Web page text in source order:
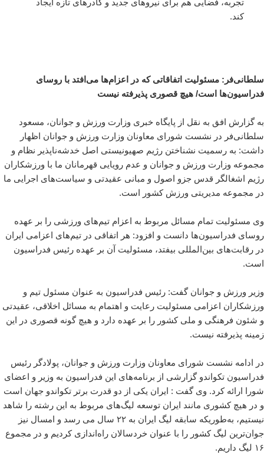
تجربه، فضایی هم برای نیروهای جدید و کادرهای تازه ایجاد
کند.
سلطانی‌فر: مسئولیت اتفاقاتی که در اعزام‌ها می‌افتد با روسای
فدراسیون‌ها است/ هیچ قصوری پذیرفته نیست
به گزارش افق به نقل از پایگاه خبری وزارت ورزش و جوانان، مسعود
سلطانی‌فر در نشست شورای معاونان وزارت ورزش و جوانان اظهار
داشت: به رسمیت نشناختن رژیم صهیونیستی اصل خدشه‌ناپذیر نظام و
مجموعه وزارت ورزش و جوانان و عدم رویایی قهرمانان ما با ورزشکاران
رژیم اشغالگر قدس جزو اصول و مبانی عقیدتی و سیاست‌های اجرایی ما
در مجموعه مدیریتی ورزش کشور است.
وی مسئولیت تمام مسائل مربوط به اعزام تیم‌های ورزشی را بر عهده
روسای فدراسیون‌ها دانست و افزود: هر اتفاقی در تیم‌های اعزامی ایران
در رقابت‌های بین‌المللی بیفتد، مسئولیت آن بر عهده رئیس فدراسیون
است.
وزیر ورزش و جوانان گفت: رئیس فدراسیون به عنوان مسئول تیم و
ورزشکاران اعزامی مسئولیت رعایت و اهتمام به مسائل اخلاقی، عقیدتی
و شئون فرهنگی و ملی کشور را بر عهده دارد و هیچ گونه قصوری در این
زمینه پذیرفته نیست.
در ادامه نشست شورای معاونان وزارت ورزش و جوانان، پولادگر رئیس
فدراسیون تکواندو گزارشی از برنامه‌های این فدراسیون به وزیر و اعضای
شورا ارائه کرد. وی گفت : ایران یکی از دو قدرت برتر تکواندو جهان است
و در هیچ کشوری مانند ایران توسعه لیگ‌های مربوط به این رشته را شاهد
نیستیم، به‌طوریکه سابقه لیگ ایران به ۲۲ سال می رسد و امسال نیز
جوان‌ترین لیگ کشور را با عنوان خردسالان راه‌اندازی کردیم و در مجموع
۱۶ لیگ داریم.